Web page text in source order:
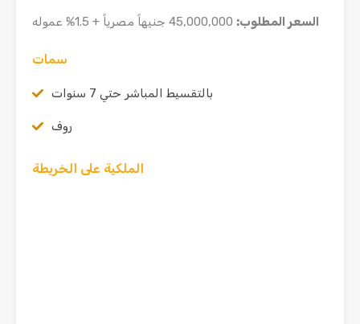
السعر المطلوب:
سمات
بالتقسيط المباشر حتي 7 سنوات
روف
الملكية على الخريطة